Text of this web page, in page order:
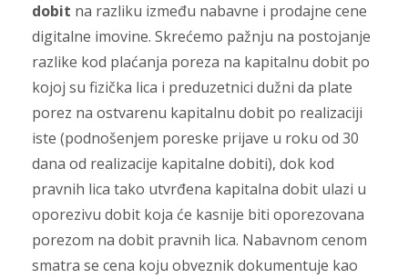
dobit na razliku između nabavne i prodajne cene
digitalne imovine. Skrećemo pažnju na postojanje
razlike kod plaćanja poreza na kapitalnu dobit po
kojoj su fizička lica i preduzetnici dužni da plate
porez na ostvarenu kapitalnu dobit po realizaciji
iste (podnošenjem poreske prijave u roku od 30
dana od realizacije kapitalne dobiti), dok kod
pravnih lica tako utvrđena kapitalna dobit ulazi u
oporezivu dobit koja će kasnije biti oporezovana
porezom na dobit pravnih lica. Nabavnom cenom
smatra se cena koju obveznik dokumentuje kao